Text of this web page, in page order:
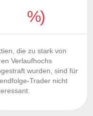
%)
die zu stark von
Verlaufhochs
wurden, sind für
Trader nicht